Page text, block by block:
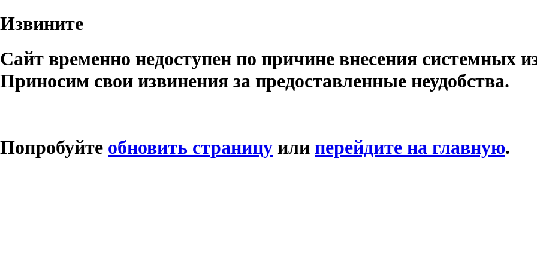
Извините
Сайт временно недоступен по причине внесения системных
Приносим свои извинения за предоставленные неудобства.
Попробуйте обновить страницу или перейдите на главную.